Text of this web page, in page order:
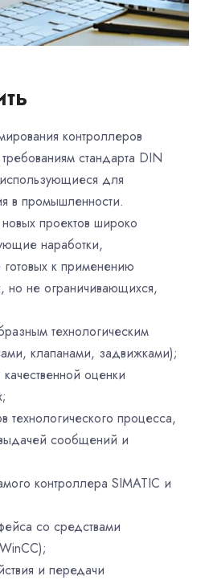
контроллеров
стандарта DIN
для
в промышленности.
проектов широко
наработки,
к применению
не ограничивающихся,
технологическим
клапанами, задвижками);
оценки
технологического процесса,
сообщений и
контроллера SIMATIC и
со средствами
и передачи